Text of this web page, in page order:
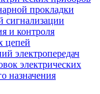
прокладки
сигнализации
и контроля
цепей
электропередач
электрических
назначения